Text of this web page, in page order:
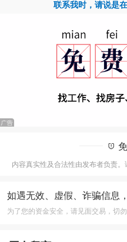
联系我时，请说是在
内容真实性及合法性由发布者负责。
如遇无效、虚假、诈骗信息
为了您的资金安全，请见面交易，切